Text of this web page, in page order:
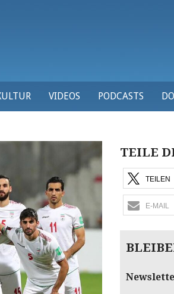
VIDEOS PODCASTS
TEILE
TEILEN
E-MAIL